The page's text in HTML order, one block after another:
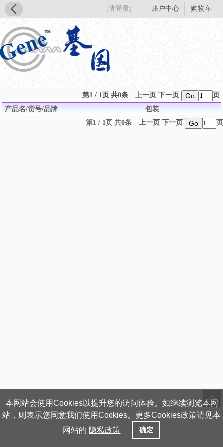
[请登录] 账户中心 购物车
第1 / 1页 共0条 上一页 下一页 Go
页
产品名/货号/品牌
包装
第1 / 1页 共0条
上一页 下一页 Go 页
本网站会使用Cookies以提升您的访问体验。如继续浏览本网
站，则表示您同意我们使用Cookies。更多Cookies政策请见本
网站的 隐私政策 确定